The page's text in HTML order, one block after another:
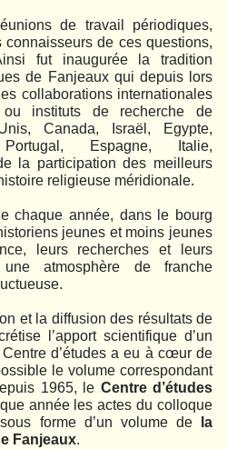
de travail périodiques,
de ces questions,
fut inaugurée la tradition
de Fanjeaux qui depuis lors
collaborations internationales
instituts de recherche de
Canada, Israël, Egypte,
Espagne, Italie,
la participation des meilleurs
religieuse méridionale.
chaque année, dans le bourg
jeunes et moins jeunes
leurs recherches et leurs
atmosphère de franche
et la diffusion des résultats de
l’apport scientifique d’un
d’études a eu à cœur de
le volume correspondant
1965, le Centre d’études
année les actes du colloque
forme d’un volume de
la
Fanjeaux.